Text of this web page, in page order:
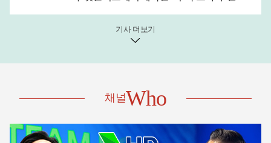
후안 마요르가가 2000년 발표한 동명의 희곡
기사 더보기
채널Who